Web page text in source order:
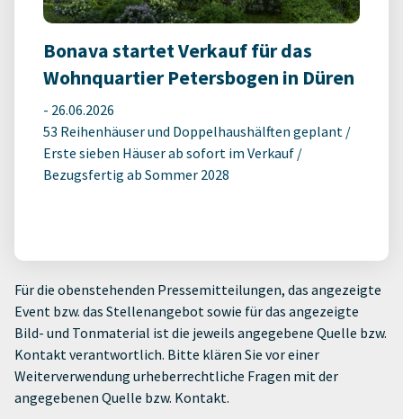
Bonava startet Verkauf für das
Wohnquartier Petersbogen in Düren
- 26.06.2026
53 Reihenhäuser und Doppelhaushälften geplant /
Erste sieben Häuser ab sofort im Verkauf /
Bezugsfertig ab Sommer 2028
Für die obenstehenden Pressemitteilungen, das angezeigte
Event bzw. das Stellenangebot sowie für das angezeigte
Bild- und Tonmaterial ist die jeweils angegebene Quelle bzw.
Kontakt verantwortlich. Bitte klären Sie vor einer
Weiterverwendung urheberrechtliche Fragen mit der
angegebenen Quelle bzw. Kontakt.